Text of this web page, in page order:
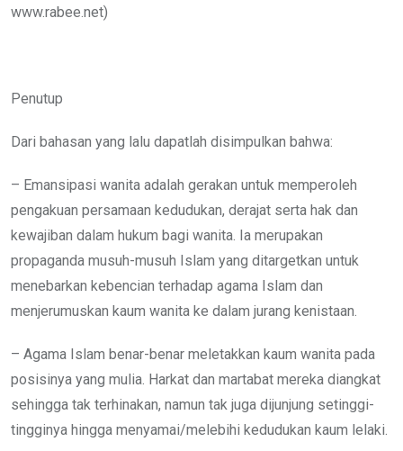
www.rabee.net)
Penutup
Dari bahasan yang lalu dapatlah disimpulkan bahwa:
– Emansipasi wanita adalah gerakan untuk memperoleh
pengakuan persamaan kedudukan, derajat serta hak dan
kewajiban dalam hukum bagi wanita. Ia merupakan
propaganda musuh-musuh Islam yang ditargetkan untuk
menebarkan kebencian terhadap agama Islam dan
menjerumuskan kaum wanita ke dalam jurang kenistaan.
– Agama Islam benar-benar meletakkan kaum wanita pada
posisinya yang mulia. Harkat dan martabat mereka diangkat
sehingga tak terhinakan, namun tak juga dijunjung setinggi-
tingginya hingga menyamai/melebihi kedudukan kaum lelaki.